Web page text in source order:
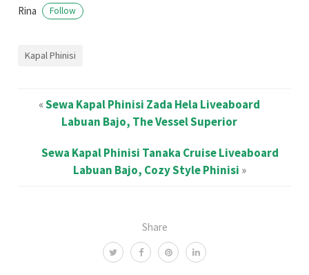
Share
Rina Follow
Kapal Phinisi
«Sewa Kapal Phinisi Zada Hela Liveaboard
Labuan Bajo, The Vessel Superior
Sewa Kapal Phinisi Tanaka Cruise Liveaboard
Labuan Bajo, Cozy Style Phinisi »